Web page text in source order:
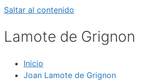
Saltar al contenido
Lamote de Grignon
Inicio
Joan Lamote de Grignon